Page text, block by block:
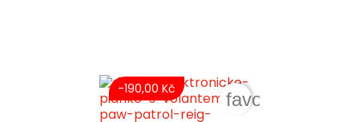
-190,00 Kč
favorite_border